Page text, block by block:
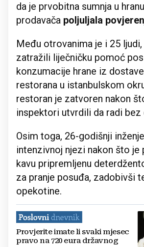
da je prvobitna sumnja u
prodavača poljuljala
Među otrovanima je i 25
zatražili liječničku pomoć
konzumacije hrane iz
restorana u istanbulskom
restoran je zatvoren nakon
inspektori utvrdili da radi bez
Osim toga, 26-godišnji
intenzivnoj njezi nakon što je
kavu pripremljenu
za pranje posuđa, zadobivši
opekotine.
Provjerite imate li svaki mjesec
pravo na 720 eura državnog